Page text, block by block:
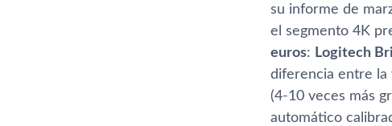
su informe de
el segmento 4K
euros: Logitech
diferencia entre la
(4-10 veces más
automático